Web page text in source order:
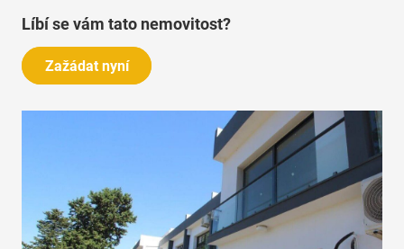
Líbí se vám tato nemovitost?
Zažádat nyní